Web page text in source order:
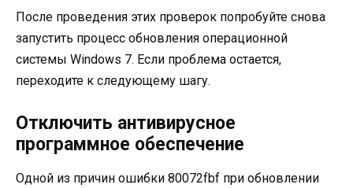
После проведения этих проверок попробуйте снова
запустить процесс обновления операционной
системы Windows 7. Если проблема остается,
переходите к следующему шагу.
Отключить антивирусное
программное обеспечение
Одной из причин ошибки 80072fbf при обновлении